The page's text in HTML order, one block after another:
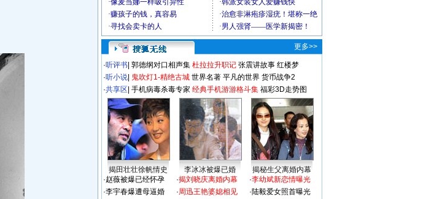
更多>>
·听评书 郭德纲对口相声集 杜拉拉升职记 张震讲故事 红楼梦
·听小说 鬼吹灯1-精绝古城 世界名著 平凡的世界 货币战争2
·共享区 手机病毒杀毒专家 经典手机游游格斗集 福彩3D走势图
揭田壮壮徐帆情史 李冰冰被爆已婚
揭秘生父离婚内幕
·赵薇被爆已经怀孕
·李宇春爆遭母逼婚
·揭刘晓庆离婚内幕
·周迅王艳婆媳相见
·李幼斌新恋情曝光
·陆毅爱女照首曝光